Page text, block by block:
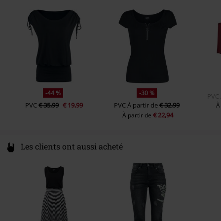
T-Shirt Uni
Private Label - Fabriqué par EMP
Poids/Grammage - T-shirts
Basic T-Shirt (approx. 160 g/m²) -
Regularweight
Germany
info@forplay.shop
-44 %
PVC€ 35,99 € 19,99
-30 %
PVCÀ partir de€ 32,99
À partir de€ 22,94
PVC
Les clients ont aussi acheté